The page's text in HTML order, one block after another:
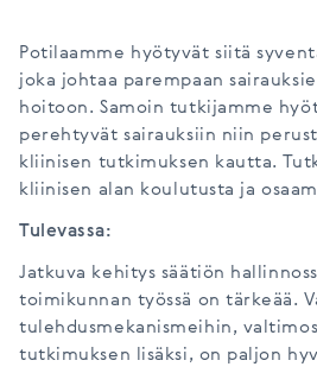
Potilaamme hyötyvät siitä
joka johtaa parempaan
hoitoon. Samoin tutkijamme
perehtyvät sairauksiin niin
kliinisen tutkimuksen kautta.
kliinisen alan koulutusta ja
Tulevassa:
Jatkuva kehitys säätiön
toimikunnan työssä on tärkeää.
tulehdusmekanismeihin,
tutkimuksen lisäksi, on paljon